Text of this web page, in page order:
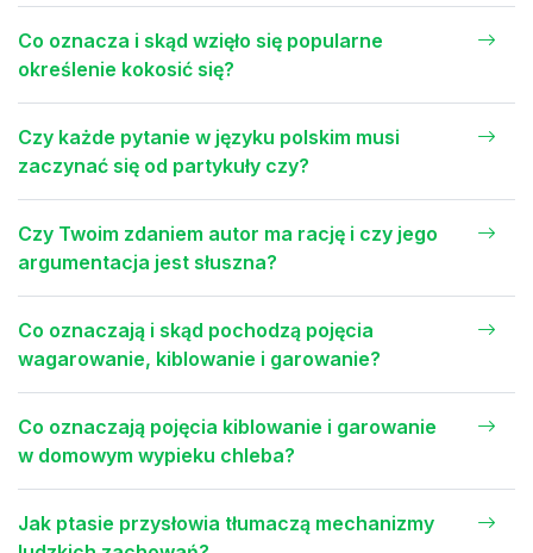
Co oznacza i skąd wzięło się popularne
określenie kokosić się?
Czy każde pytanie w języku polskim musi
zaczynać się od partykuły czy?
Czy Twoim zdaniem autor ma rację i czy jego
argumentacja jest słuszna?
Co oznaczają i skąd pochodzą pojęcia
wagarowanie, kiblowanie i garowanie?
Co oznaczają pojęcia kiblowanie i garowanie
w domowym wypieku chleba?
Jak ptasie przysłowia tłumaczą mechanizmy